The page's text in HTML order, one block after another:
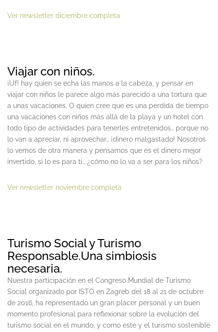
Ver newsletter diciembre completa
Viajar con niños.
¡Uf! hay quien se echa las manos a la cabeza, y pensar en
viajar con niños le parece algo más parecido a una tortura que
a unas vacaciones. O quien cree que es una perdida de tiempo
una vacaciones con niños más allá de la playa y un hotel con
todo tipo de actividades para tenerles entretenidos… porque no
lo van a apreciar, ni aprovechar… ¡dinero malgastado! Nosotros
lo vemos de otra manera y pensamos que es el dinero mejor
invertido, si lo es para ti… ¿cómo no lo va a ser para los niños?
Ver newsletter noviembre completa
Turismo Social y Turismo
Responsable.Una simbiosis
necesaria.
Nuestra participación en el Congreso Mundial de Turismo
Social organizado por ISTO en Zagreb del 18 al 21 de octubre
de 2016, ha representado ‎un gran placer personal y un buen
momento profesional para reflexionar sobre la evolución del
turismo social en el mundo, y como este y el turismo sostenible